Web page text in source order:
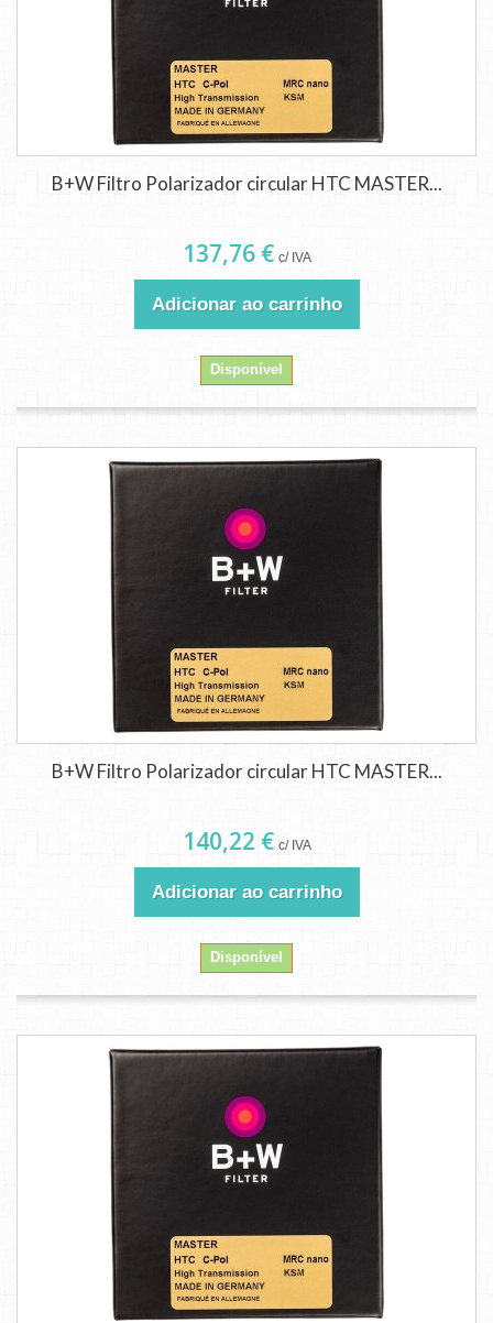
B+W Filtro Polarizador circular HTC MASTER...
137,76 € c/ IVA
Adicionar ao carrinho
Disponível
B+W Filtro Polarizador circular HTC MASTER...
140,22 € c/ IVA
Adicionar ao carrinho
Disponível